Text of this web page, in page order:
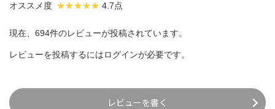
オススメ度 4.7点
現在、694件のレビューが投稿されています。
レビューを投稿するにはログインが必要です。
レビューを書く